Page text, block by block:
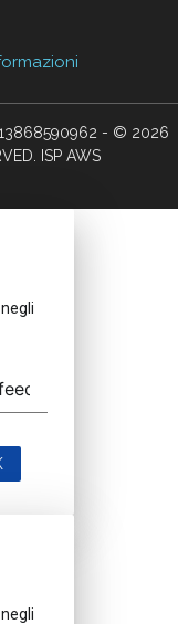
- © 2026
ISP AWS